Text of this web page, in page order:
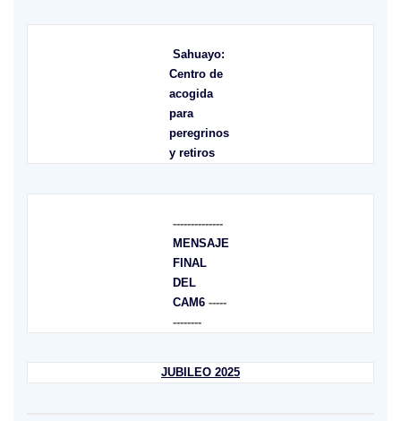
Sahuayo:
Centro de
acogida
para
peregrinos
y retiros
--------------
MENSAJE
FINAL
DEL
CAM6-----
--------
JUBILEO 2025